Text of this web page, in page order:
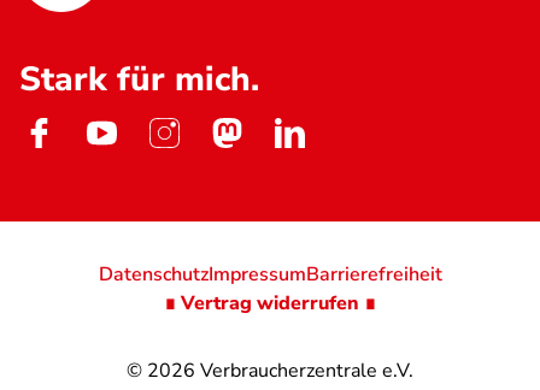
Stark für mich.
© 2026 Verbraucherzentrale e.V.
DatenschutzImpressumBarrierefreiheit
∎ Vertrag widerrufen ∎